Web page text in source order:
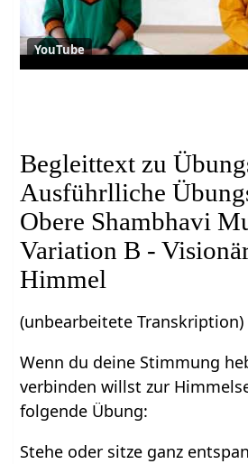
YouTube
Begleittext zu
Ausführlliche
Obere Shambhavi
Variation B -
Himmel
(unbearbeitete Transkription)
Wenn du deine Stimmung
verbinden willst zur
folgende Übung:
Stehe oder sitze ganz